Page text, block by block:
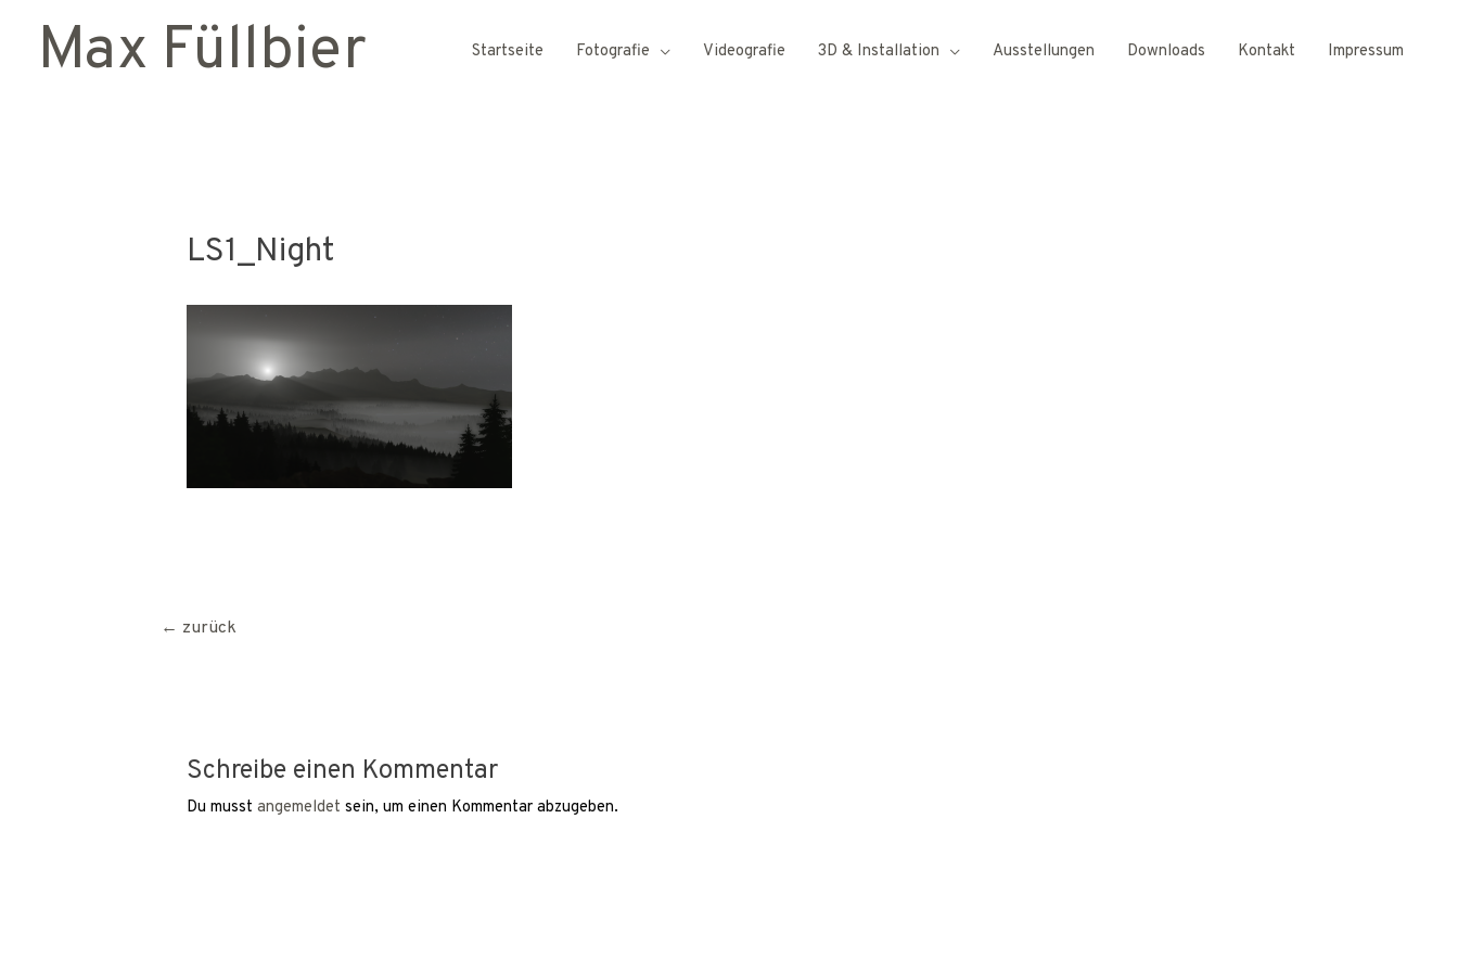
Max Füllbier Startseite Fotografie Videografie 3D & Installation Ausstellungen Downloads Kontakt Impressum
LS1_Night
Beitragsnavigation
← zurück
Schreibe einen Kommentar
Du musstangemeldet sein, um einen Kommentar abzugeben.